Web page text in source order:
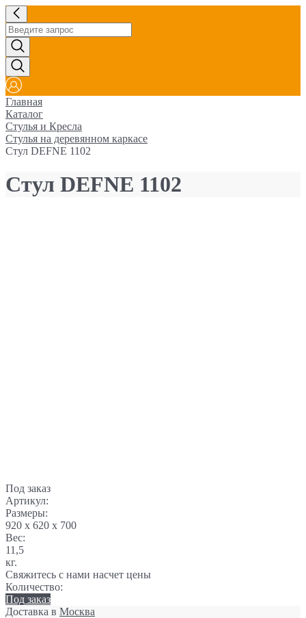
Главная
Каталог
Стулья и Кресла
Стулья на деревянном каркасе
Стул DEFNE 1102
Стул DEFNE 1102
Под заказ
Артикул:
Размеры:
920 x 620 x 700
Вес:
11,5
кг.
Свяжитесь с нами насчет цены
Количество:
Под заказ
Доставка в Москва